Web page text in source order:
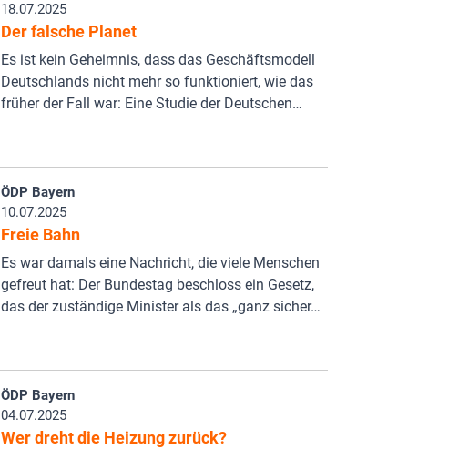
18.07.2025
Der falsche Planet
Es ist kein Geheimnis, dass das Geschäftsmodell
Deutschlands nicht mehr so funktioniert, wie das
früher der Fall war: Eine Studie der Deutschen…
ÖDP Bayern
10.07.2025
Freie Bahn
Es war damals eine Nachricht, die viele Menschen
gefreut hat: Der Bundestag beschloss ein Gesetz,
das der zuständige Minister als das „ganz sicher…
ÖDP Bayern
04.07.2025
Wer dreht die Heizung zurück?